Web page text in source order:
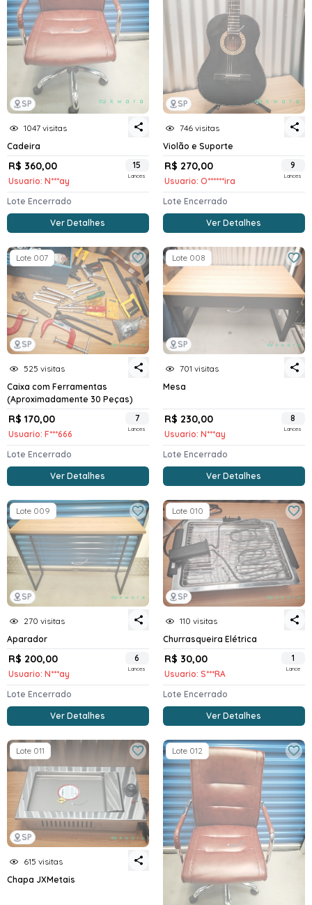
SP
1047 visitas
Cadeira
R$ 360,00
Usuario: N***ay
15
Lances
Lote Encerrado
Ver Detalhes
SP
746 visitas
Violão e Suporte
R$ 270,00
Usuario: O******ira
9
Lances
Lote Encerrado
Ver Detalhes
SP
Lote 007
525 visitas
Caixa com Ferramentas
(Aproximadamente 30 Peças)
R$ 170,00
Usuario: F***666
7
Lances
Lote Encerrado
Ver Detalhes
SP
Lote 008
701 visitas
Mesa
R$ 230,00
Usuario: N***ay
8
Lances
Lote Encerrado
Ver Detalhes
SP
Lote 009
270 visitas
Aparador
R$ 200,00
Usuario: N***ay
6
Lances
Lote Encerrado
Ver Detalhes
SP
Lote 010
110 visitas
Churrasqueira Elétrica
R$ 30,00
Usuario: S***RA
1
Lance
Lote Encerrado
Ver Detalhes
SP
Lote 011
615 visitas
Chapa JXMetais
Lote 012